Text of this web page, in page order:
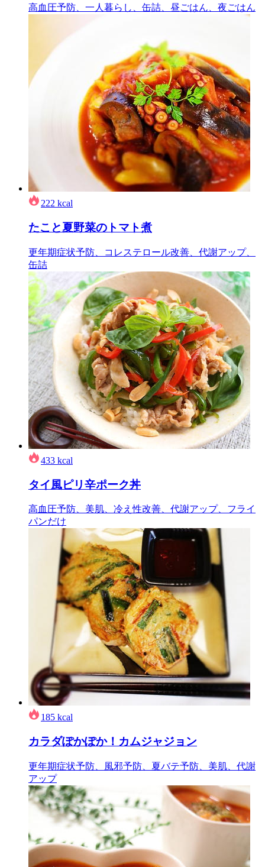
高血圧予防、一人暮らし、缶詰、昼ごはん、夜ごはん
222 kcal
たこと夏野菜のトマト煮
更年期症状予防、コレステロール改善、代謝アップ、
缶詰
433 kcal
タイ風ピリ辛ポーク丼
高血圧予防、美肌、冷え性改善、代謝アップ、フライ
パンだけ
185 kcal
カラダぽかぽか！カムジャジョン
更年期症状予防、風邪予防、夏バテ予防、美肌、代謝
アップ